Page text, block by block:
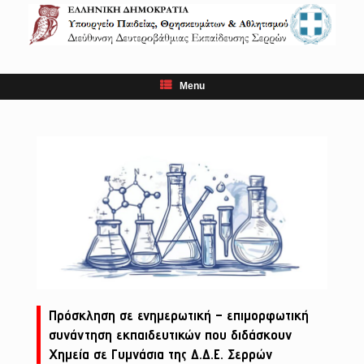
content
Menu
Πρόσκληση σε ενημερωτική – επιμορφωτική
συνάντηση εκπαιδευτικών που διδάσκουν
Χημεία σε Γυμνάσια της Δ.Δ.Ε. Σερρών